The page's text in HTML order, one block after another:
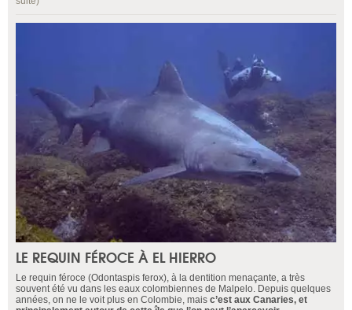
LE REQUIN FÉROCE À EL HIERRO
Le requin féroce (Odontaspis ferox), à la dentition menaçante, a très
souvent été vu dans les eaux colombiennes de Malpelo. Depuis quelques
années, on ne le voit plus en Colombie, mais c’est aux Canaries, et